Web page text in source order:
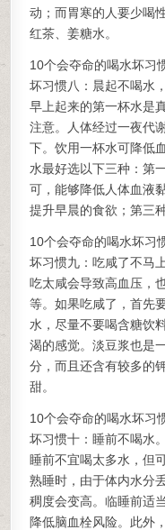
动；而胃寒的人要少喝
红茶、姜糖水。
10个会夺命的喝水坏习
坏习惯八：晨起不喝水
早上起来的第一杯水是
注意。人体经过一夜代
下。饮用一杯水可降低
水最好选以下三种：第
可，能够降低人体血液
提升早晨的食欲；第三
10个会夺命的喝水坏习
坏习惯九：吃咸了不马
吃太咸会导致高血压，
等。如果吃咸了，首先
水，尽量不要喝含糖饮
渴的感觉。淡豆浆也是
分，而且还含有较多的
甜。
10个会夺命的喝水坏习
坏习惯十：睡前不喝水。
睡前不宜喝太多水，但
熟睡时，由于体内水分
稠度会变高。临睡前适
降低脑血栓风险。此外